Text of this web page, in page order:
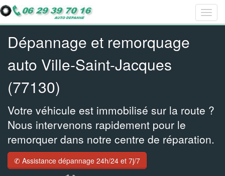
Bar
Bar
Bar
Dépannage et remorquage
auto Ville-Saint-Jacques
(77130)
Votre véhicule est immobilisé sur la route ?
Nous intervenons rapidement pour le
remorquer dans notre centre de réparation.
✆ Assistance dépannage 24h/24 et 7j/7